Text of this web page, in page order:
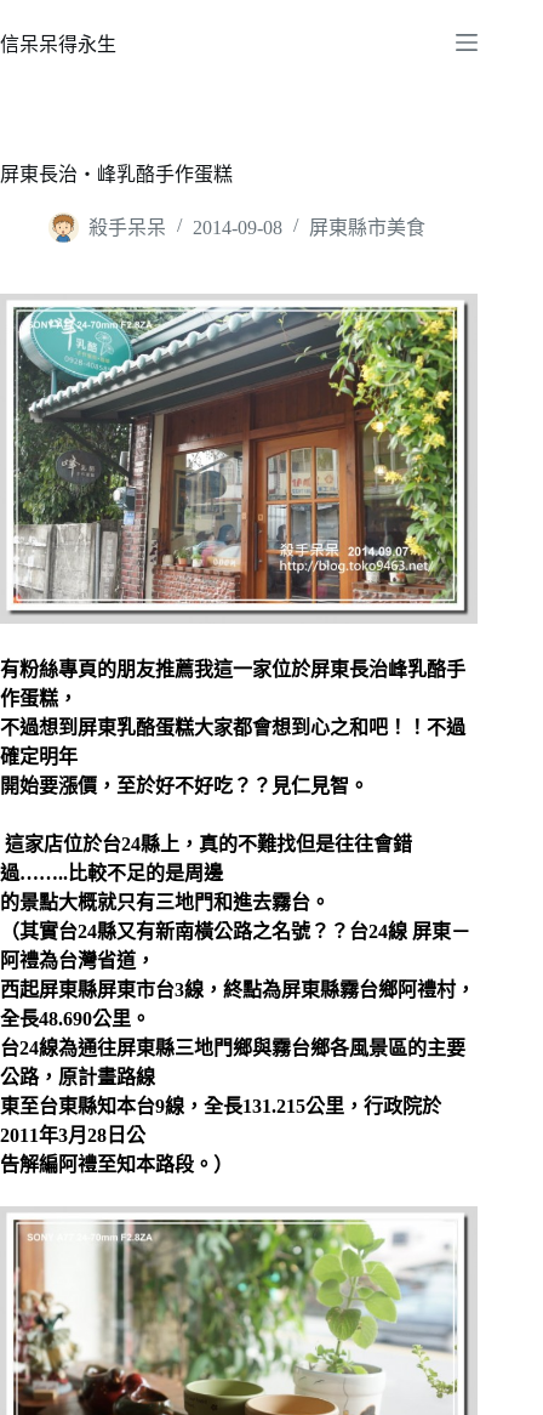
至
容
信呆呆得永生
屏東長治‧峰乳酪手作蛋糕
殺手呆呆 2014-09-08 屏東縣市美食
有粉絲專頁的朋友推薦我這一家位於屏東長治峰乳酪手
作蛋糕，
不過想到屏東乳酪蛋糕大家都會想到心之和吧！！不過
確定明年
開始要漲價，至於好不好吃？？見仁見智。
這家店位於台24縣上，真的不難找但是往往會錯
過……..比較不足的是周邊
的景點大概就只有三地門和進去霧台。
（其實台24縣又有新南橫公路之名號？？台24線 屏東－
阿禮為台灣省道，
西起屏東縣屏東市台3線，終點為屏東縣霧台鄉阿禮村，
全長48.690公里。
台24線為通往屏東縣三地門鄉與霧台鄉各風景區的主要
公路，原計畫路線
東至台東縣知本台9線，全長131.215公里，行政院於
2011年3月28日公
告解編阿禮至知本路段。）